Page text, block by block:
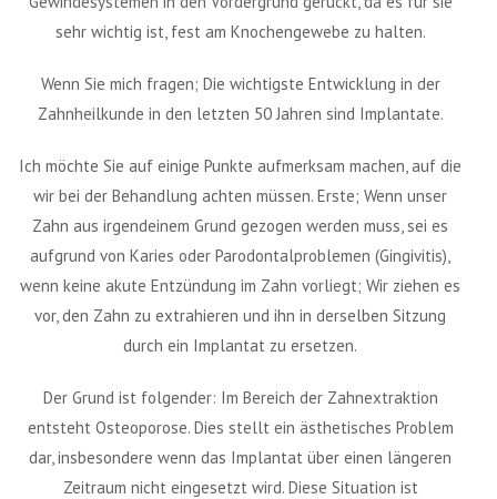
sehr wichtig ist, fest am Knochengewebe zu halten.
Wenn Sie mich fragen; Die wichtigste Entwicklung in der
Zahnheilkunde in den letzten 50 Jahren sind Implantate.
Ich möchte Sie auf einige Punkte aufmerksam machen, auf die
wir bei der Behandlung achten müssen. Erste; Wenn unser
Zahn aus irgendeinem Grund gezogen werden muss, sei es
aufgrund von Karies oder Parodontalproblemen (Gingivitis),
wenn keine akute Entzündung im Zahn vorliegt; Wir ziehen es
vor, den Zahn zu extrahieren und ihn in derselben Sitzung
durch ein Implantat zu ersetzen.
Der Grund ist folgender: Im Bereich der Zahnextraktion
entsteht Osteoporose. Dies stellt ein ästhetisches Problem
dar, insbesondere wenn das Implantat über einen längeren
Zeitraum nicht eingesetzt wird. Diese Situation ist